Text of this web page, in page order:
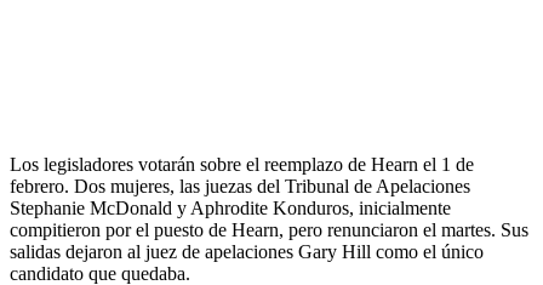
Los legisladores votarán sobre el reemplazo de Hearn el 1 de
febrero. Dos mujeres, las juezas del Tribunal de Apelaciones
Stephanie McDonald y Aphrodite Konduros, inicialmente
compitieron por el puesto de Hearn, pero renunciaron el martes. Sus
salidas dejaron al juez de apelaciones Gary Hill como el único
candidato que quedaba.